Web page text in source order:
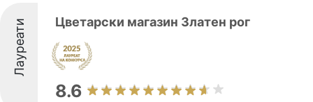
Лауреати Цветарски магазин Златен рог
8.6